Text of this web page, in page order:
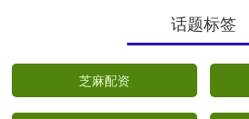
话题标签
芝麻配资